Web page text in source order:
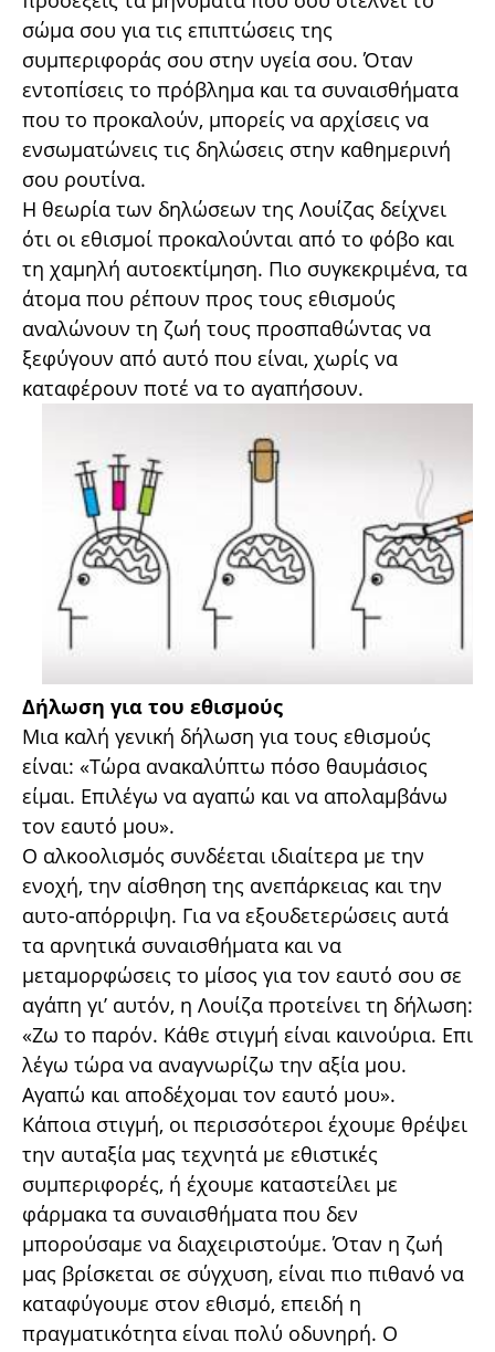
σώμα σου για τις επιπτώσεις της
συμπεριφοράς σου στην υγεία σου. Όταν
εντοπίσεις το πρόβλημα και τα συναισθήματα
που το προκαλούν, μπορείς να αρχίσεις να
ενσωματώνεις τις δηλώσεις στην καθημερινή
σου ρουτίνα.
Η θεωρία των δηλώσεων της Λουίζας δείχνει
ότι οι εθισμοί προκαλούνται από το φόβο και
τη χαμηλή αυτοεκτίμηση. Πιο συγκεκριμένα, τα
άτομα που ρέπουν προς τους εθισμούς
αναλώνουν τη ζωή τους προσπαθώντας να
ξεφύγουν από αυτό που είναι, χωρίς να
καταφέρουν ποτέ να το αγαπήσουν.
Δήλωση για του εθισμούς
Μια καλή γενική δήλωση για τους εθισμούς
είναι: «Τώρα ανακαλύπτω πόσο θαυμάσιος
είμαι. Επιλέγω να αγαπώ και να απολαμβάνω
τον εαυτό μου».
Ο αλκοολισμός συνδέεται ιδιαίτερα με την
ενοχή, την αίσθηση της ανεπάρκειας και την
αυτο-απόρριψη. Για να εξουδετερώσεις αυτά
τα αρνητικά συναισθήματα και να
μεταμορφώσεις το μίσος για τον εαυτό σου σε
αγάπη γι’ αυτόν, η Λουίζα προτείνει τη δήλωση:
«Ζω το παρόν. Κάθε στιγμή είναι καινούρια. Επι
λέγω τώρα να αναγνωρίζω την αξία μου.
Αγαπώ και αποδέχομαι τον εαυτό μου».
Κάποια στιγμή, οι περισσότεροι έχουμε θρέψει
την αυταξία μας τεχνητά με εθιστικές
συμπεριφορές, ή έχουμε καταστείλει με
φάρμακα τα συναισθήματα που δεν
μπορούσαμε να διαχειριστούμε. Όταν η ζωή
μας βρίσκεται σε σύγχυση, είναι πιο πιθανό να
καταφύγουμε στον εθισμό, επειδή η
πραγματικότητα είναι πολύ οδυνηρή. Ο